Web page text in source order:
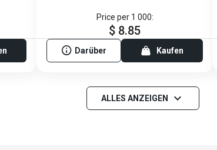
Price per 1 000:
$ 8.85
Darüber Kaufen
ALLES ANZEIGEN